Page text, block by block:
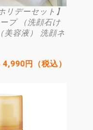
リデーセット】
プ （洗顔石け
美容液） 洗顔ネ
円（税込）